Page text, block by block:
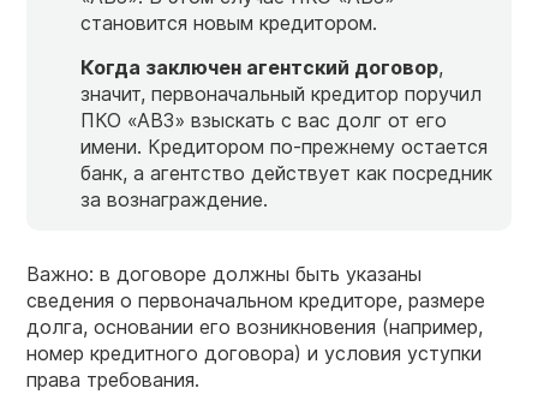
становится новым кредитором.
Когда заключен агентский договор,
значит, первоначальный кредитор поручил
ПКО «АВЗ» взыскать с вас долг от его
имени. Кредитором по-прежнему остается
банк, а агентство действует как посредник
за вознаграждение.
Важно: в договоре должны быть указаны
сведения о первоначальном кредиторе, размере
долга, основании его возникновения (например,
номер кредитного договора) и условия уступки
права требования.